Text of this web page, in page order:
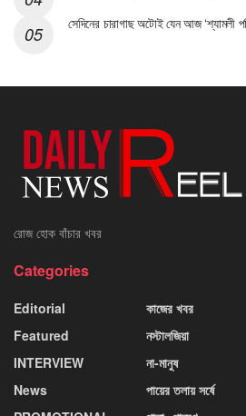
সেদিনের চারাগাছ অটোই যেন আজ ‘শ্যামলী
রোজ হোক বাঁচার খবর
Categories
Editorial
Featured
INTERVIEW
News
কাজের খবর
নস্টালজিয়া
না-মানুষ
পায়ের তলায় সর্ষে